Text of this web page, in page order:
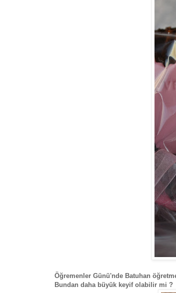
Öğremenler Günü'nde Batuhan
Bundan daha büyük keyif olabilir mi ?